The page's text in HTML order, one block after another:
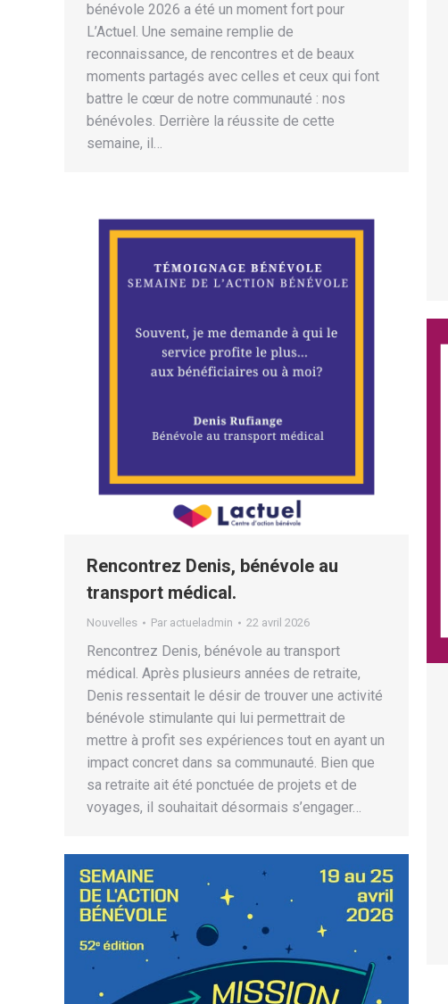
bénévole 2026 a été un moment fort pour
L’Actuel. Une semaine remplie de
reconnaissance, de rencontres et de beaux
moments partagés avec celles et ceux qui font
battre le cœur de notre communauté : nos
bénévoles. Derrière la réussite de cette
semaine, il…
Rencontrez Denis, bénévole au
transport médical.
Nouvelles Par actueladmin 22 avril 2026
Rencontrez Denis, bénévole au transport
médical. Après plusieurs années de retraite,
Denis ressentait le désir de trouver une activité
bénévole stimulante qui lui permettrait de
mettre à profit ses expériences tout en ayant un
impact concret dans sa communauté. Bien que
sa retraite ait été ponctuée de projets et de
voyages, il souhaitait désormais s’engager…